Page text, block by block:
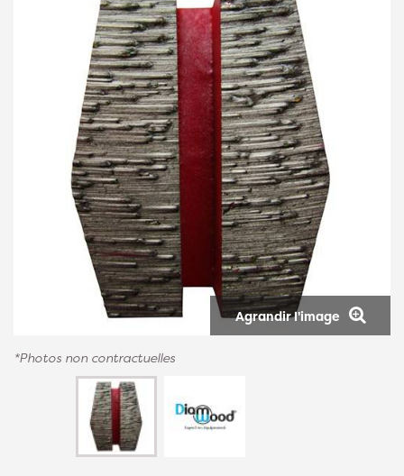
Agrandir l'image
*Photos non contractuelles